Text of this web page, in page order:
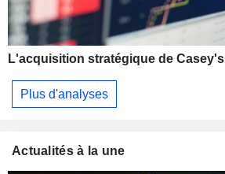
L'acquisition stratégique de Casey's
Plus d'analyses
Actualités à la une